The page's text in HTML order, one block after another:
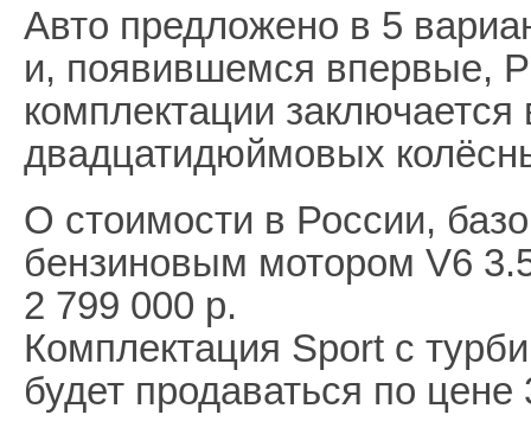
Авто предложено в 5
и, появившемся впервые,
комплектации
двадцатидюймовых
О стоимости в России,
бензиновым мотором V6
2 799 000 р.
Комплектация Sport с
будет продаваться по